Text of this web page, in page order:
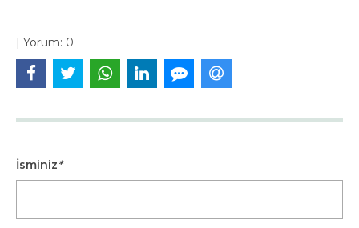
| Yorum: 0
İsminiz*